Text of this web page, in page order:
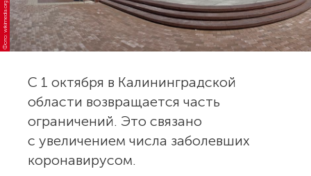
Фото: wikimedia.org
С 1 октября в Калининградской
области возвращается часть
ограничений. Это связано
с увеличением числа заболевших
коронавирусом.